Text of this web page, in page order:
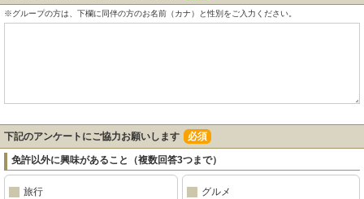
※グループの方は、下欄に同伴の方のお名前（カナ）と性別をご入力ください。
下記のアンケートにご協力お願いします 必須
免許以外に興味があること（複数回答3つまで）
旅行 グルメ